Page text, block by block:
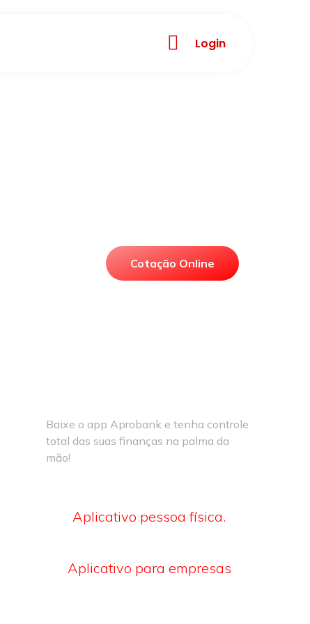
Login
Cotação Online
Baixe o app Aprobank e tenha controle
total das suas finanças na palma da
mão!
Aplicativo pessoa física.
Aplicativo para empresas